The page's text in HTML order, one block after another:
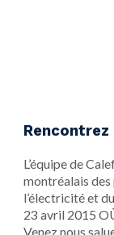
Rencontrez
​L’équipe de
montréalais
l’électricité et
23 avril 2015
Venez nous